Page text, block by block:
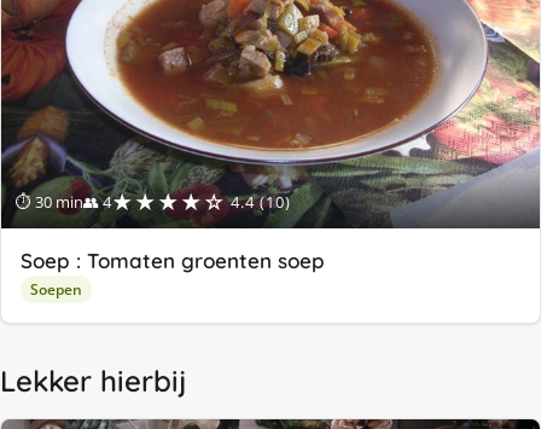
⏱ 30 min👥 4★★★★☆ 4.4 (10)
Soep : Tomaten groenten soep
Soepen
Lekker hierbij